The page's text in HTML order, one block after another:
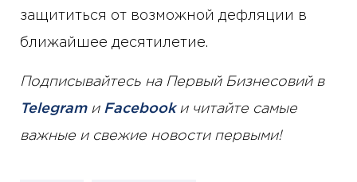
защититься от возможной дефляции в
ближайшее десятилетие.
Подписывайтесь на Первый Бизнесовий в
Telegramи Facebookи читайте самые
важные и свежие новости первыми!